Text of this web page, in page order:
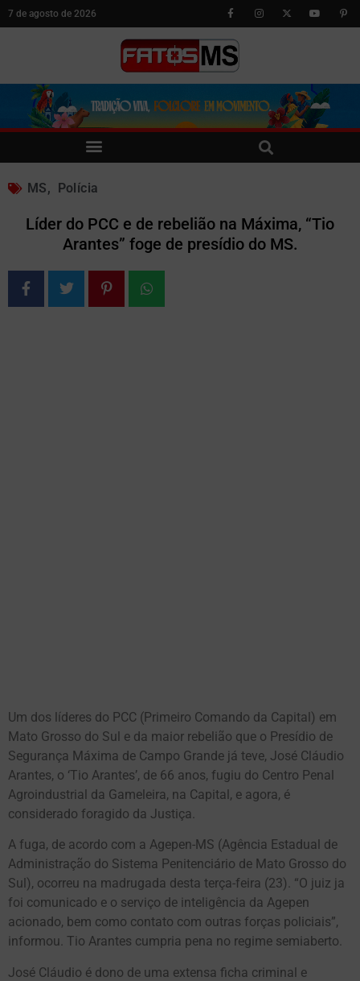
7 de agosto de 2026
MS, Polícia
Líder do PCC e de rebelião na Máxima, “Tio
Arantes” foge de presídio do MS.
Um dos líderes do PCC (Primeiro Comando da Capital) em
Mato Grosso do Sul e da maior rebelião que o Presídio de
Segurança Máxima de Campo Grande já teve, José Cláudio
Arantes, o ‘Tio Arantes’, de 66 anos, fugiu do Centro Penal
Agroindustrial da Gameleira, na Capital, e agora, é
considerado foragido da Justiça.
A fuga, de acordo com a Agepen-MS (Agência Estadual de
Administração do Sistema Penitenciário de Mato Grosso do
Sul), ocorreu na madrugada desta terça-feira (23). “O juiz ja
foi comunicado e o serviço de inteligência da Agepen
acionado, bem como contato com outras forças policiais”,
informou. Tio Arantes cumpria pena no regime semiaberto.
José Cláudio é dono de uma extensa ficha criminal e